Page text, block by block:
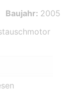
Baujahr: 2005